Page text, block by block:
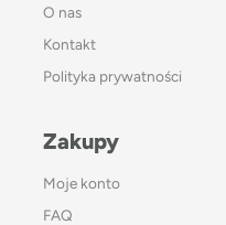
O nas
Kontakt
Polityka prywatności
Zakupy
Moje konto
FAQ